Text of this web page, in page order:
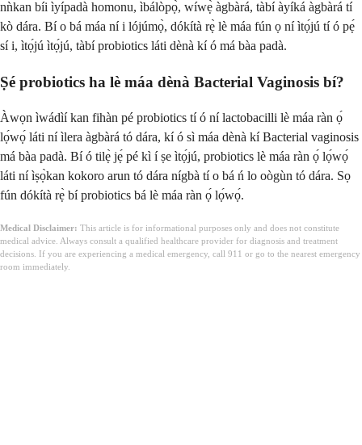
nǹkan bíi ìyípadà homonu, ìbálòpọ̀, wíwẹ̀ àgbàrá, tàbí àyíká àgbàrá tí
kò dára. Bí o bá máa ní i lójúmọ̀, dókítà rẹ̀ lè máa fún ọ ní ìtọ́jú tí ó pẹ́
sí i, ìtọ́jú ìtọ́jú, tàbí probiotics láti dènà kí ó má bàa padà.
Ṣé probiotics ha lè máa dènà Bacterial Vaginosis bí?
Àwọn ìwádìí kan fihàn pé probiotics tí ó ní lactobacilli lè máa ràn ọ́
lọ́wọ́ láti ní ìlera àgbàrá tó dára, kí ó sì máa dènà kí Bacterial vaginosis
má bàa padà. Bí ó tilẹ̀ jẹ́ pé kì í ṣe ìtọ́jú, probiotics lè máa ràn ọ́ lọ́wọ́
láti ní ìṣọ̀kan kokoro arun tó dára nígbà tí o bá ń lo oògùn tó dára. Sọ
fún dókítà rẹ̀ bí probiotics bá lè máa ràn ọ́ lọ́wọ́.
Medical Disclaimer: This article is for informational purposes only and does not constitute
medical advice. Always consult a qualified healthcare provider for diagnosis and treatment
decisions. If you are experiencing a medical emergency, call 911 or go to the nearest emergency
room immediately.